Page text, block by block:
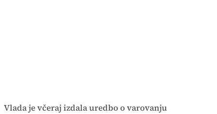
Vlada je včeraj izdala uredbo o varovanju